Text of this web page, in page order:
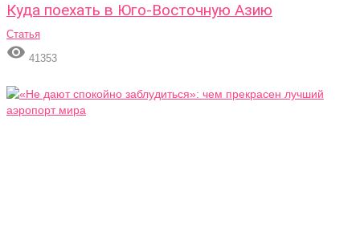
Куда поехать в Юго-Восточную Азию
Статья
 41353